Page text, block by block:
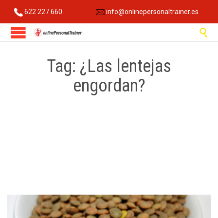
622 227 660 info@onlinepersonaltrainer.es

Tag: ¿Las lentejas
engordan?